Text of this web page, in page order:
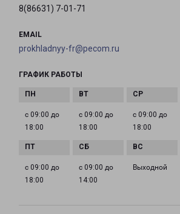
8(86631) 7-01-71
EMAIL
prokhladnyy-fr@pecom.ru
ГРАФИК РАБОТЫ
с 09:00 до
18:00
с 09:00 до
18:00
с 09:00 до
18:00
с 09:00 до
18:00
с 09:00 до
14:00
Выходной